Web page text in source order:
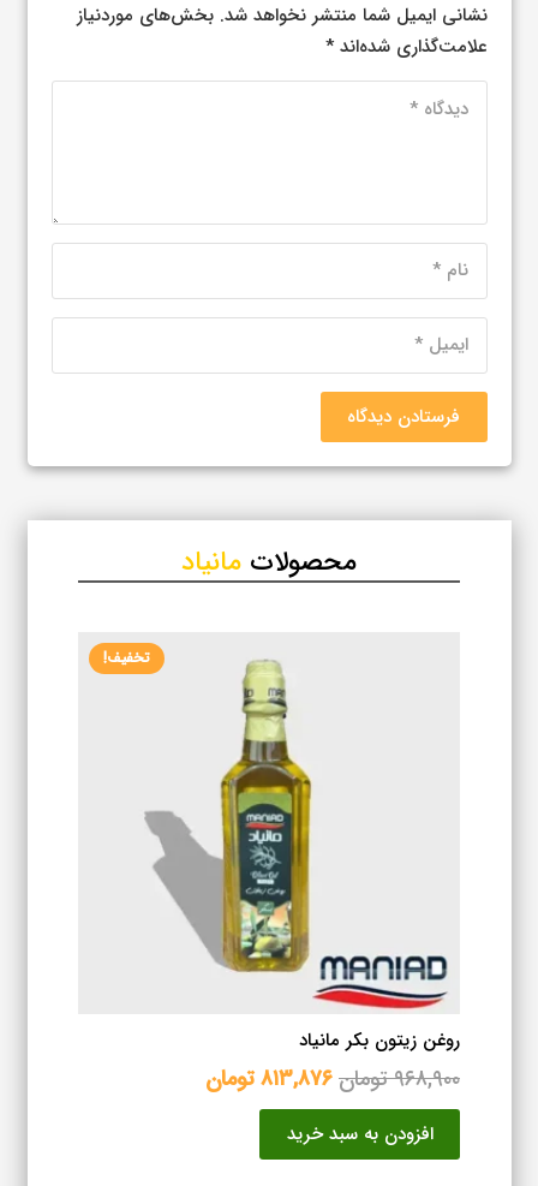
نشانی ایمیل شما منتشر نخواهد شد. بخش‌های موردنیاز
علامت‌گذاری شده‌اند*
فرستادن دیدگاه
محصولات مانیاد
تخفیف!
روغن زیتون بکر مانیاد
۹۶۸,۹۰۰تومانقیمت
اصلی
بود.
۸۱۳,۸۷۶تومان
افزودن به سبد خرید